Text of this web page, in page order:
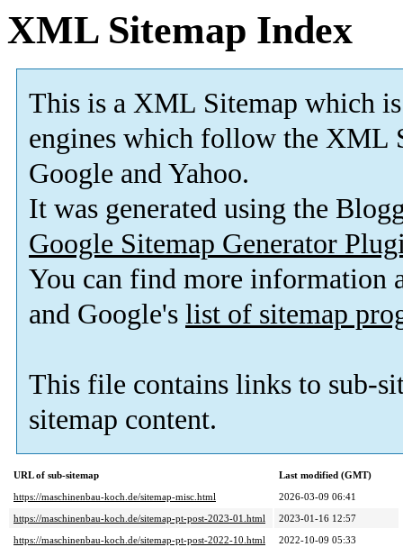
XML Sitemap Index
This is a XML Sitemap which is
engines which follow the XML
Google and Yahoo.
It was generated using the
Google Sitemap Generator
You can find more information
and Google's list of sitemap
This file contains links to sub-
sitemap content.
URL of sub-sitemap
Last modified (GMT)
https://maschinenbau-koch.de/sitemap-misc.html
2026-03-09 06:41
https://maschinenbau-koch.de/sitemap-pt-post-2023-01.html
2023-01-16 12:57
https://maschinenbau-koch.de/sitemap-pt-post-2022-10.html
2022-10-09 05:33